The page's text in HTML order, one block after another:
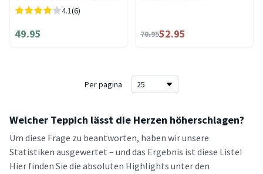
4.1(6)
49.95 70.9552.95
Per pagina
Welcher Teppich lässt die Herzen höherschlagen?
Um diese Frage zu beantworten, haben wir unsere
Statistiken ausgewertet – und das Ergebnis ist diese Liste!
Hier finden Sie die absoluten Highlights unter den